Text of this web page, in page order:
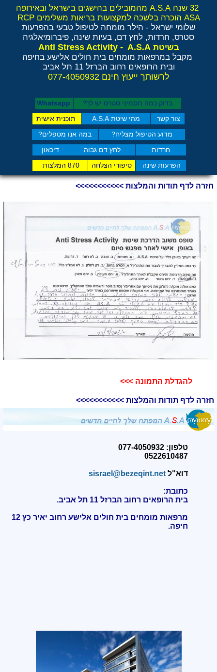
צור קשר מהי שיטת A.S.A תוכנית אישית
חרדות לחץ דם גבוה דיכאון
מדוע הטיפול מצליח? במה אנו מטפלים?
הפרעות שינה סיפורי הצלחה 870 המלצות
בדוק כמה תסמיני סט​רס יש לך? Whatsapp
32 שנה A.S.A מהמובילים בהישגים בישראל ובאירופה
ASA הוכרה בלשכה למקצועות בריאות משלימים RCP
שלומי ישראל - הילר מומחה לטיפול טבעי בהפרעות
סטרס, חרדות, לחץ דם, בעיות שינה, פיברומיאלגיה
בשיטת Anti Stress Activity - A.S.A
מקבל במרפאות מומחים בית חולים אלישע בחיפה
ובית הרופאים רחוב הברזל 11 תל אביב
לרשותך ייעוץ חינם 077-4050932
חזרה לדף תודות והמלצות >>>>>>>>>>>
חזרה לדף תודות והמלצות >>>>>>>>>>>
להגדלת התמונה >>>​
טלפון: 077-4050932
0522610487
דוא"לsisrael@bezeqint.net
כתובת:
בית הרופאים רחוב הברזל 11 תל אביב.
מרפאות מומחים בית חולים אלישע רחוב יאיר כץ 12
חיפה.